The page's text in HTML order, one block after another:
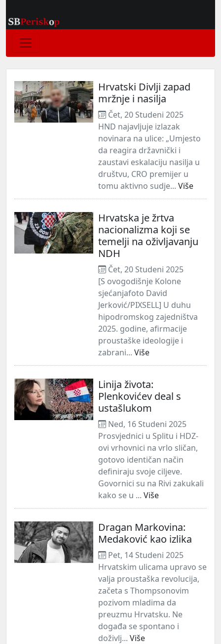
Hrvatski Divlji zapad
mržnje i nasilja
Čet, 20 Studeni 2025
HND najavljuje izlazak
novinara na ulice: „Umjesto
da reagira državnički i
zaustavi eskalaciju nasilja u
društvu, CRO premijer u
tomu aktivno sudje... Više
Hrvatska je žrtva
nacionalizma koji se
temelji na oživljavanju
NDH
Čet, 20 Studeni 2025
[S ovogodišnje Kolone
sjećanjafoto David
Jerković/PIXSELL] U duhu
hipodromskog zajedništva
2025. godine, afirmacije
proustaške ideologije i
zabrani... Više
Linija života:
Plenkovićev deal s
ustašlukom
Ned, 16 Studeni 2025
Prosvjednici u Splitu i HDZ-
ovi vrhovnici na vrlo sličan,
gotovo identičan način
definiraju svoje ciljeve.
Govornici su na Rivi zakukali
kako se u ... Više
Dragan Markovina:
Medaković kao izlika
Pet, 14 Studeni 2025
Hrvatskim ulicama upravo se
valja proustaška revolucija,
začeta s Thompsonovim
pozivom mladima da
preuzmu Hrvatsku. Ne
događa se spontano i
doživlj... Više